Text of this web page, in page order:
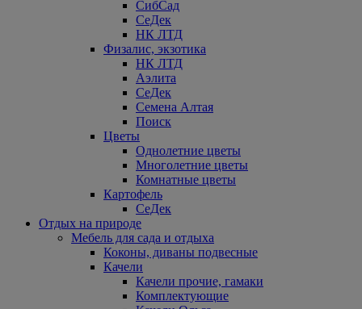
СибСад
СеДек
НК ЛТД
Физалис, экзотика
НК ЛТД
Аэлита
СеДек
Семена Алтая
Поиск
Цветы
Однолетние цветы
Многолетние цветы
Комнатные цветы
Картофель
СеДек
Отдых на природе
Мебель для сада и отдыха
Коконы, диваны подвесные
Качели
Качели прочие, гамаки
Комплектующие